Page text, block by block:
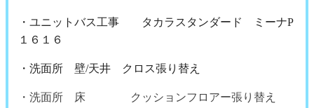
・ユニットバス工事 タカラスタンダード ミーナP
１６１６
・洗面所 壁/天井 クロス張り替え
・洗面所 床 クッションフロアー張り替え